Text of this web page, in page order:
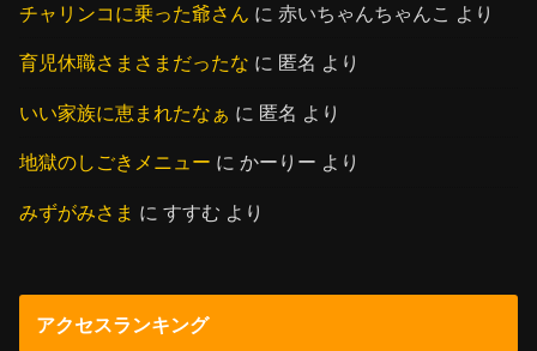
チャリンコに乗った爺さん に赤いちゃんちゃんこ より
育児休職さまさまだったな に 匿名 より
いい家族に恵まれたなぁ に 匿名 より
地獄のしごきメニュー にかーりー より
みずがみさま にすすむ より
アクセスランキング